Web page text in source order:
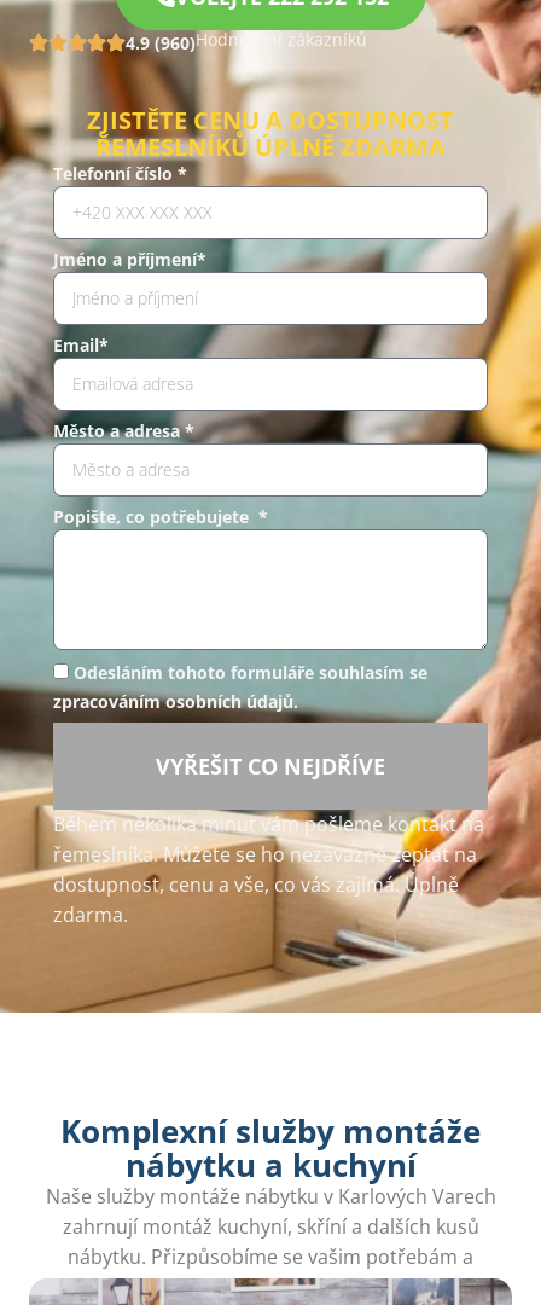
4.9 (960)Hodnocení zákazníků
ZJISTĚTE CENU A DOSTUPNOST
ŘEMESLNÍKŮ ÚPLNĚ ZDARMA
Telefonní číslo *
Jméno a příjmení*
Email*
Město a adresa *
Popište, co potřebujete *
Odesláním tohoto formuláře souhlasím se
zpracováním osobních údajů.
VYŘEŠIT CO NEJDŘÍVE
Během několika minut vám pošleme kontakt na
řemeslníka. Můžete se ho nezávazně zeptat na
dostupnost, cenu a vše, co vás zajímá. Úplně
zdarma.
Komplexní služby montáže
nábytku a kuchyní
Naše služby montáže nábytku v Karlových Varech
zahrnují montáž kuchyní, skříní a dalších kusů
nábytku. Přizpůsobíme se vašim potřebám a
zajistíme kvalitní servis.